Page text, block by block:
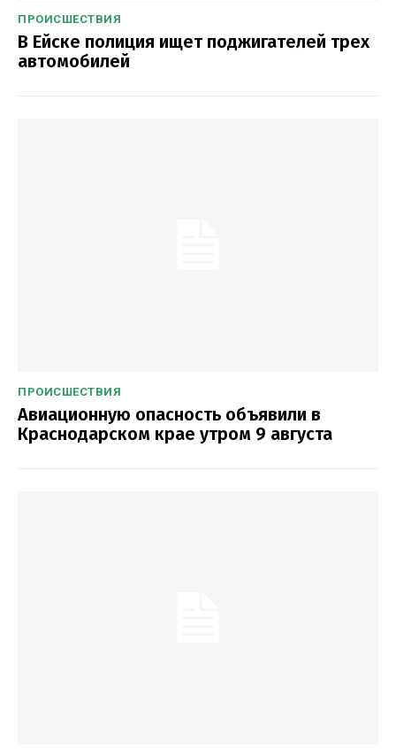
ПРОИСШЕСТВИЯ
В Ейске полиция ищет поджигателей трех
автомобилей
ПРОИСШЕСТВИЯ
Авиационную опасность объявили в
Краснодарском крае утром 9 августа